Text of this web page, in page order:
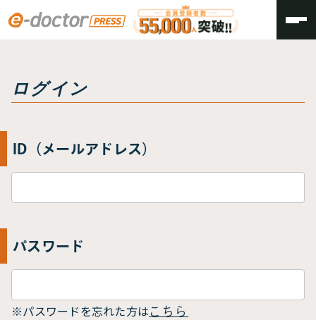
トップ
ログイン
ID（メールアドレス）
パスワード
※パスワードを忘れた方は こちら